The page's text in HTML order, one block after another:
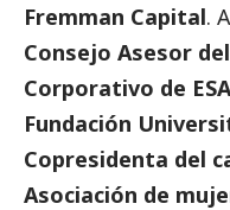
Fremman Capital.
Consejo Asesor
Corporativo de
Fundación
Copresidenta del
Asociación de